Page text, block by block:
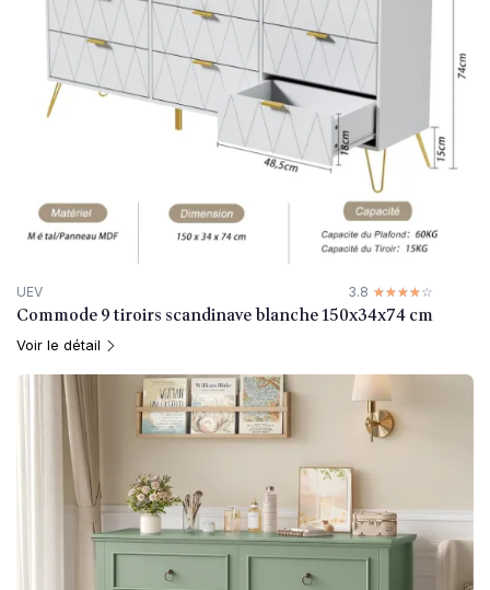
UEV 3.8 ☆☆☆☆☆
★★★★★
Commode 9 tiroirs scandinave blanche 150x34x74 cm
Voir le détail